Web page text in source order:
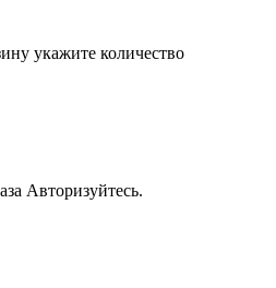
укажите количество
Авторизуйтесь.